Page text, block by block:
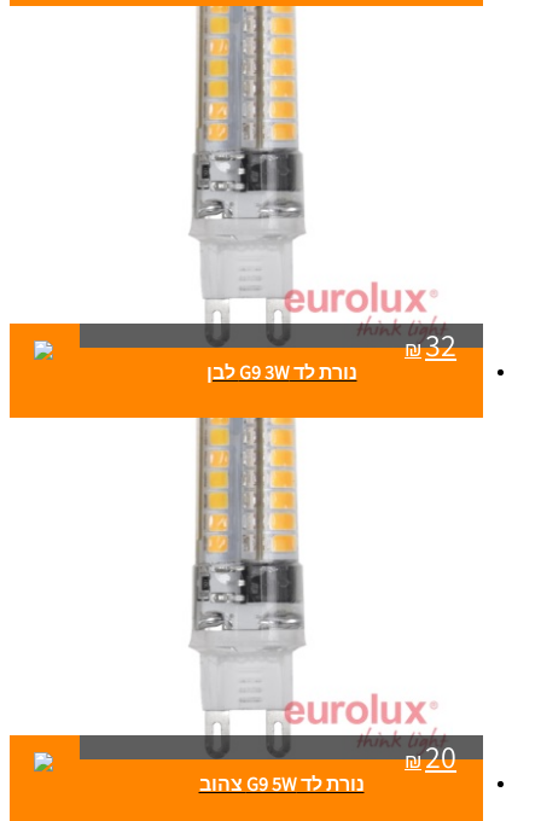
₪32
נורת לד G9 3W לבן
₪20
נורת לד G9 5W צהוב